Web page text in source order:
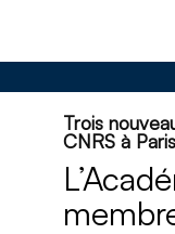
Trois
CNRS à